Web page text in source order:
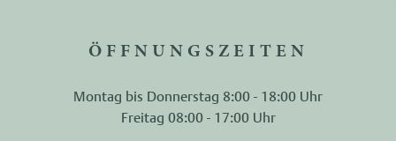
ÖFFNUNGSZEITEN
Montag bis Donnerstag 8:00 - 18:00 Uhr
Freitag 08:00 - 17:00 Uhr